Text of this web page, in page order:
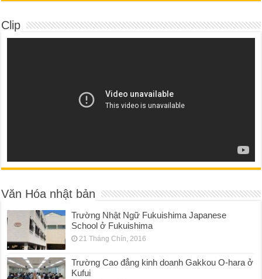
Clip
Văn Hóa nhật bản
Trường Nhật Ngữ Fukuishima Japanese
School ở Fukuishima
21 Tháng Chín, 2016
Trường Cao đẳng kinh doanh Gakkou O-hara ở
Kufui